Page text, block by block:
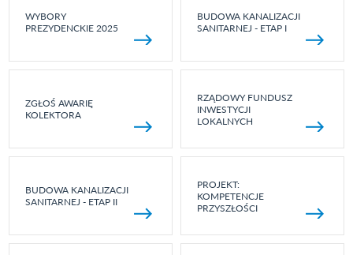
WYBORY
PREZYDENCKIE 2025
BUDOWA KANALIZACJI
SANITARNEJ - ETAP I
ZGŁOŚ AWARIĘ
KOLEKTORA
RZĄDOWY FUNDUSZ
INWESTYCJI
LOKALNYCH
BUDOWA KANALIZACJI
SANITARNEJ - ETAP II
PROJEKT:
KOMPETENCJE
PRZYSZŁOŚCI